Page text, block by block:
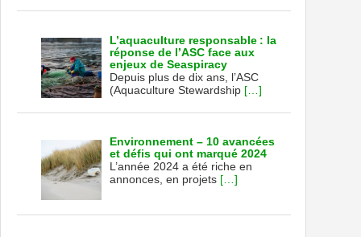
L’aquaculture responsable : la
réponse de l’ASC face aux
enjeux de Seaspiracy
Depuis plus de dix ans, l’ASC
(Aquaculture Stewardship […]
Environnement – 10 avancées
et défis qui ont marqué 2024
L’année 2024 a été riche en
annonces, en projets […]